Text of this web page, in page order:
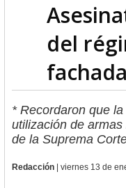
del
* Recordaron que
utilización de
de la Suprema
Redacción| viernes 13 de